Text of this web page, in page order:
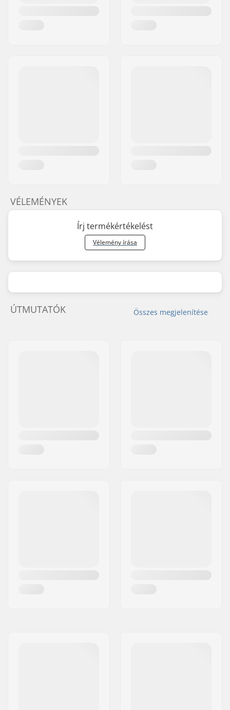
VÉLEMÉNYEK
Írj termékértékelést
Vélemény írása
Összes megjelenítése
ÚTMUTATÓK